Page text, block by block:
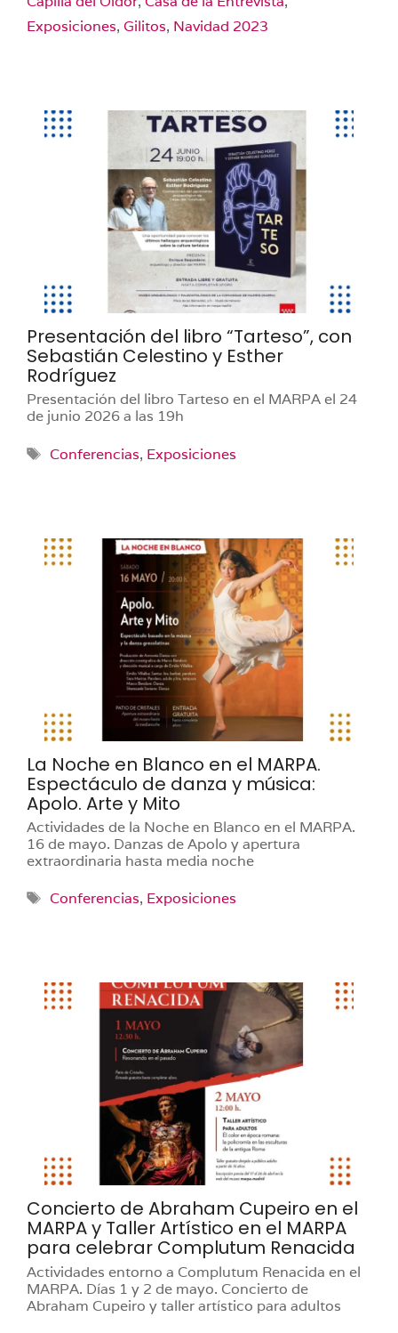
Exposiciones, Gilitos, Navidad 2023
Presentación del libro “Tarteso”, con
Sebastián Celestino y Esther
Rodríguez
Presentación del libro Tarteso en el MARPA el 24
de junio 2026 a las 19h
Etiquetas
Conferencias, Exposiciones
La Noche en Blanco en el MARPA.
Espectáculo de danza y música:
Apolo. Arte y Mito
Actividades de la Noche en Blanco en el MARPA.
16 de mayo. Danzas de Apolo y apertura
extraordinaria hasta media noche
Etiquetas
Conferencias, Exposiciones
Concierto de Abraham Cupeiro en el
MARPA y Taller Artístico en el MARPA
para celebrar Complutum Renacida
Actividades entorno a Complutum Renacida en el
MARPA. Días 1 y 2 de mayo. Concierto de
Abraham Cupeiro y taller artístico para adultos